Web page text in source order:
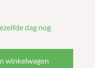
dag nog
winkelwagen